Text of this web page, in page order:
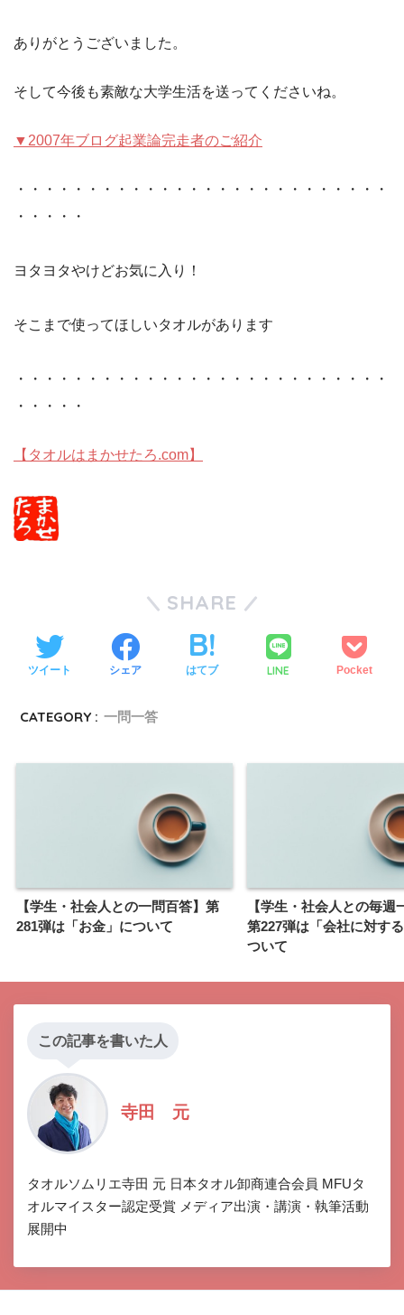
ありがとうございました。
そして今後も素敵な大学生活を送ってくださいね。
▼2007年ブログ起業論完走者のご紹介
・・・・・・・・・・・・・・・・・・・・・・・・・・
・・・・・
ヨタヨタやけどお気に入り！
そこまで使ってほしいタオルがあります
・・・・・・・・・・・・・・・・・・・・・・・・・・
・・・・・
【タオルはまかせたろ.com】
SHARE
ツイート シェア はてブ LINE Pocket
CATEGORY : 一問一答
【学生・社会人との一問百答】第
281弾は「お金」について
【学生・社会人との毎週
第227弾は「会社に対す
ついて
この記事を書いた人
寺田 元
タオルソムリエ寺田 元 日本タオル卸商連合会員 MFUタ
オルマイスター認定受賞 メディア出演・講演・執筆活動
展開中